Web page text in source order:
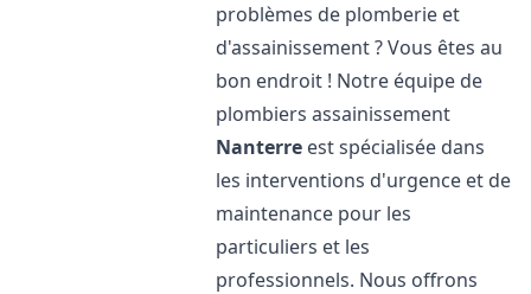
problèmes de plomberie et
d'assainissement ? Vous êtes au
bon endroit ! Notre équipe de
plombiers assainissement
Nanterre est spécialisée dans
les interventions d'urgence et de
maintenance pour les
particuliers et les
professionnels. Nous offrons